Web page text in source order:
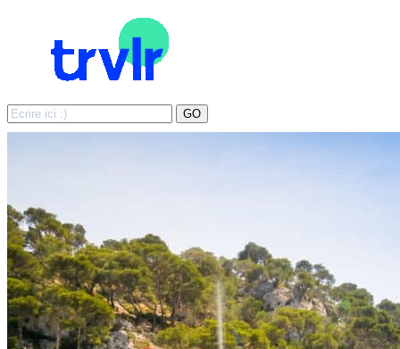
Search
for:
GO